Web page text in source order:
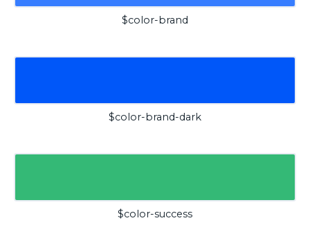
$color-brand
$color-brand-dark
$color-success